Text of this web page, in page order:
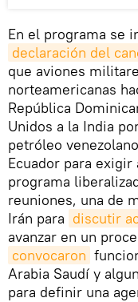
En el programa se
declaración del
que aviones
norteamericanas
República
Unidos a la India
petróleo
Ecuador para
programa
reuniones, una de
Irán para discutir
avanzar en un
convocaron
Arabia Saudí y
para definir una